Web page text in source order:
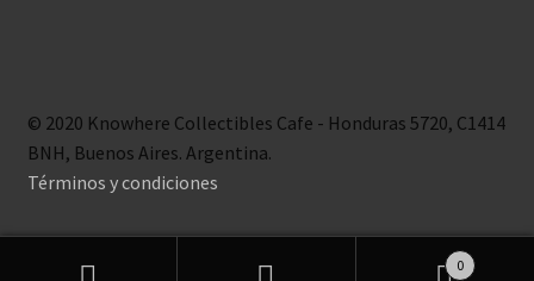
© 2020 Knowhere Collectibles Cafe - Honduras 5720, C1414
BNH, Buenos Aires. Argentina.
Términos y condiciones
0